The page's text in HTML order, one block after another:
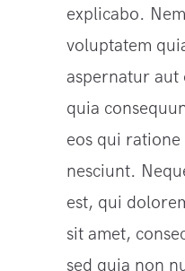
explicabo.
voluptatem
aspernatur aut
quia
eos qui
nesciunt.
est, qui
sit amet,
sed quia non